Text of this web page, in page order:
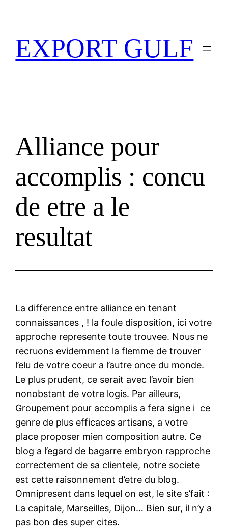
EXPORT GULF
Alliance pour
accomplis : concu
de etre a le
resultat
La difference entre alliance en tenant
connaissances , ! la foule disposition, ici votre
approche represente toute trouvee. Nous ne
recruons evidemment la flemme de trouver
l’elu de votre coeur a l’autre once du monde.
Le plus prudent, ce serait avec l’avoir bien
nonobstant de votre logis. Par ailleurs,
Groupement pour accomplis a fera signe i ce
genre de plus efficaces artisans, a votre
place proposer mien composition autre. Ce
blog a l’egard de bagarre embryon rapproche
correctement de sa clientele, notre societe
est cette raisonnement d’etre du blog.
Omnipresent dans lequel on est, le site s’fait :
La capitale, Marseilles, Dijon… Bien sur, il n’y a
pas bon des super cites.